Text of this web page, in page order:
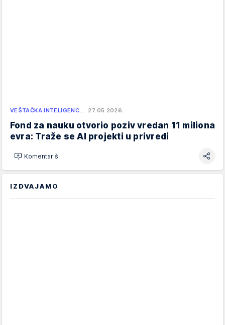
VEŠTAČKA INTELIGENC… 27.05.2026.
Fond za nauku otvorio poziv vredan 11 miliona
evra: Traže se AI projekti u privredi
Komentariši
IZDVAJAMO